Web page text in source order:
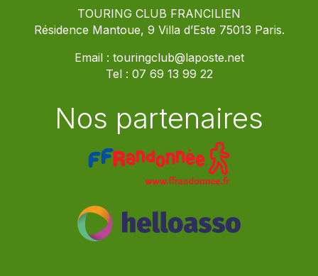
TOURING CLUB FRANCILIEN
Résidence Mantoue, 9 Villa d’Este 75013 Paris.
Email : touringclub@laposte.net
Tel : 07 69 13 99 22
Nos partenaires